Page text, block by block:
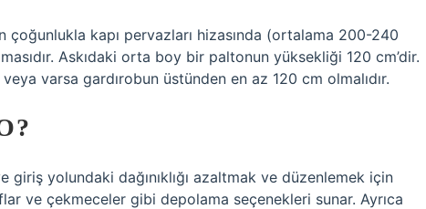
kapı pervazları hizasında (ortalama 200-240
Askıdaki orta boy bir paltonun yüksekliği 120 cm’dir.
varsa gardırobun üstünden en az 120 cm olmalıdır.
giriş yolundaki dağınıklığı azaltmak ve düzenlemek için
ve çekmeceler gibi depolama seçenekleri sunar. Ayrıca